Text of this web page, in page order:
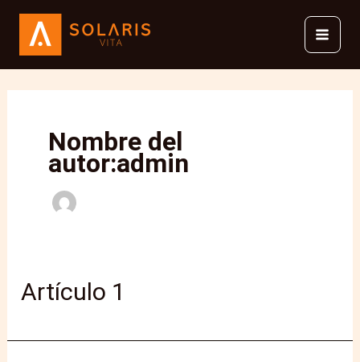
contenido
Nombre del
autor:admin
Artículo 1